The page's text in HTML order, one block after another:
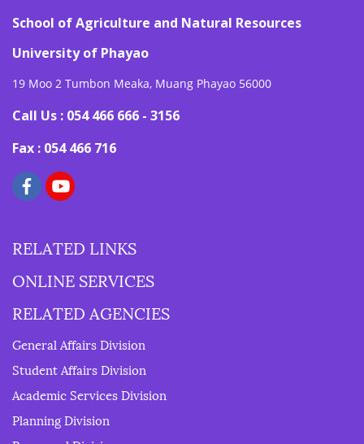
School of Agriculture and Natural Resources
University of Phayao
19 Moo 2 Tumbon Meaka, Muang Phayao 56000
Call Us : 054 466 666 - 3156
Fax : 054 466 716
RELATED LINKS
ONLINE SERVICES
RELATED AGENCIES
General Affairs Division
Student Affairs Division
Academic Services Division
Planning Division